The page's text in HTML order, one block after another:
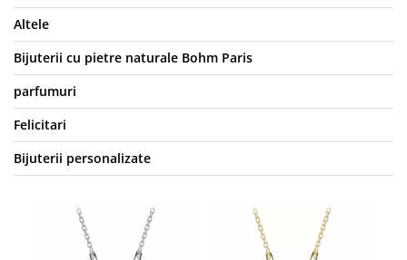
Altele
Bijuterii cu pietre naturale Bohm Paris
parfumuri
Felicitari
Bijuterii personalizate